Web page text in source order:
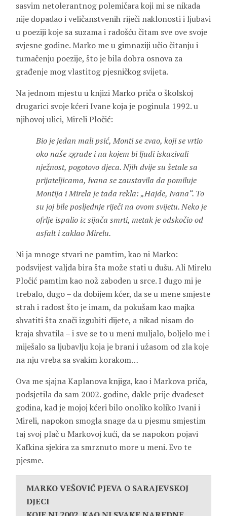
sasvim netolerantnog polemičara koji mi se nikada
nije dopadao i veličanstvenih riječi naklonosti i ljubavi
u poeziji koje sa suzama i radošću čitam sve ove svoje
svjesne godine. Marko me u gimnaziji učio čitanju i
tumačenju poezije, što je bila dobra osnova za
građenje mog vlastitog pjesničkog svijeta.
Na jednom mjestu u knjizi Marko priča o školskoj
drugarici svoje kćeri Ivane koja je poginula 1992. u
njihovoj ulici, Mireli Pločić:
Bio je jedan mali psić, Monti se zvao, koji se vrtio
oko naše zgrade i na kojem bi ljudi iskazivali
nježnost, pogotovo djeca. Njih dvije su šetale sa
prijateljicama, Ivana se zaustavila da pomiluje
Montija i Mirela je tada rekla: „Hajde, Ivana“. To
su joj bile posljednje riječi na ovom svijetu. Neko je
ofrlje ispalio iz sijača smrti, metak je odskočio od
asfalt i zaklao Mirelu.
Ni ja mnoge stvari ne pamtim, kao ni Marko:
podsvijest valjda bira šta može stati u dušu. Ali Mirelu
Pločić pamtim kao nož zaboden u srce. I dugo mi je
trebalo, dugo – da dobijem kćer, da se u mene smjeste
strah i radost što je imam, da pokušam kao majka
shvatiti šta znači izgubiti dijete, a nikad nisam do
kraja shvatila – i sve se to u meni muljalo, boljelo me i
miješalo sa ljubavlju koja je brani i užasom od zla koje
na nju vreba sa svakim korakom…
Ova me sjajna Kaplanova knjiga, kao i Markova priča,
podsjetila da sam 2002. godine, dakle prije dvadeset
godina, kad je mojoj kćeri bilo onoliko koliko Ivani i
Mireli, napokon smogla snage da u pjesmu smjestim
taj svoj plač u Markovoj kući, da se napokon pojavi
Kafkina sjekira za smrznuto more u meni. Evo te
pjesme.
MARKO VEŠOVIĆ PJEVA O SARAJEVSKOJ
DJECI